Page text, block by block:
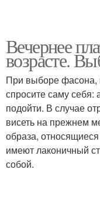
Вечернее
возрасте.
При выборе фасона,
спросите саму себя:
подойти. В случае
висеть на прежнем
образа,
имеют лаконичный
собой.